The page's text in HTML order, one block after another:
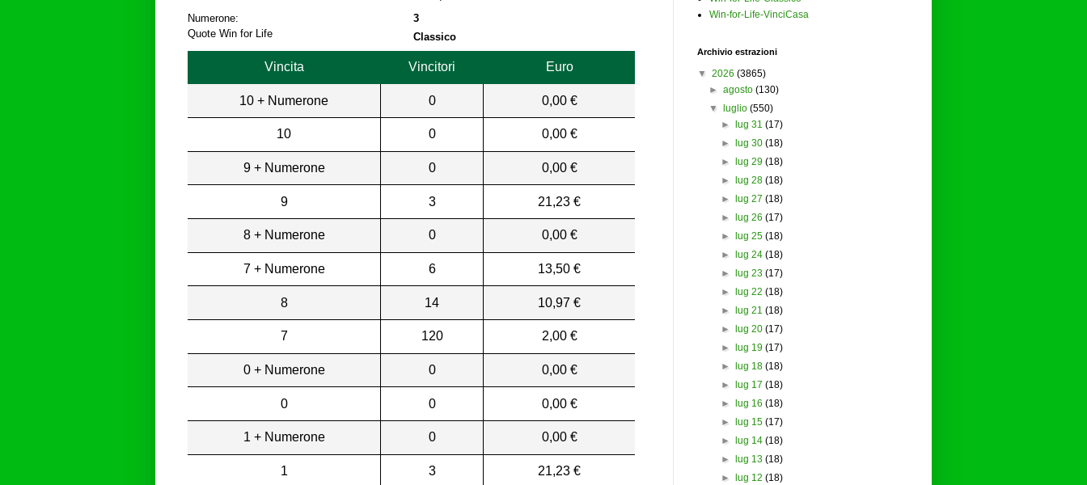
Numerone:
3
Quote Win for Life
Classico
Vincita Vincitori Euro
10 + Numerone 0 0,00 €
10 0 0,00 €
9 + Numerone 0 0,00 €
9 3 21,23 €
8 + Numerone 0 0,00 €
7 + Numerone 6 13,50 €
8 14 10,97 €
7 120 2,00 €
0 + Numerone 0 0,00 €
0 0 0,00 €
1 + Numerone 0 0,00 €
1 3 21,23 €
Win-for-Life-VinciCasa
Archivio estrazioni
▼ 2026 (3865)
►agosto (130)
▼
luglio (550)
►
lug 31 (17)
►
lug 30 (18)
►
lug 29 (18)
►
lug 28 (18)
►
lug 27 (18)
►
lug 26 (17)
►
lug 25 (18)
►
lug 24 (18)
►
lug 23 (17)
►
lug 22 (18)
►
lug 21 (18)
►
lug 20 (17)
►
lug 19 (17)
►
lug 18 (18)
►
lug 17 (18)
►
lug 16 (18)
►
lug 15 (17)
►
lug 14 (18)
►
lug 13 (18)
►
lug 12 (18)